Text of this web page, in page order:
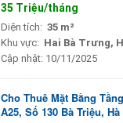
35 Triệu/tháng
Diện tích: 35 m²
Khu vực: Hai Bà Trưng,
Cập nhật: 10/11/2025
Cho Thuê Mặt Bằng
A25, Số 130 Bà Triệu, Hà